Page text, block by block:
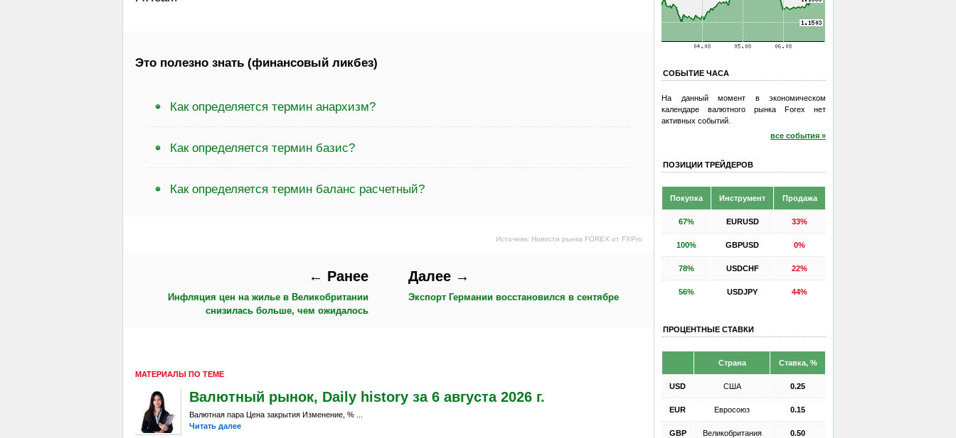
Это полезно знать (финансовый ликбез)
Как определяется термин анархизм?
Как определяется термин базис?
Как определяется термин баланс расчетный?
Источник: Новости рынка FOREX от FXPro
← Ранее
Инфляция цен на жилье в Великобритании
снизилась больше, чем ожидалось
Далее →
Экспорт Германии восстановился в сентябре
МАТЕРИАЛЫ ПО ТЕМЕ
Валютный рынок, Daily history за 6 августа 2026 г.
Валютная пара Цена закрытия Изменение, % ...
Читать далее
СОБЫТИЕ ЧАСА
На данный момент в экономическом
календаре валютного рынка Forex нет
активных событий.
все события »
ПОЗИЦИИ ТРЕЙДЕРОВ
Покупка Инструмент Продажа
67% EURUSD 33%
100% GBPUSD 0%
78% USDCHF 22%
56% USDJPY 44%
ПРОЦЕНТНЫЕ СТАВКИ
Страна Ставка, %
USD США 0.25
EUR Евросоюз 0.15
GBP Великобритания 0.50